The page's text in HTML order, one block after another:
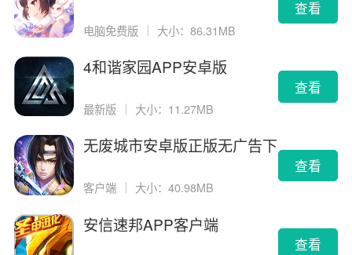
电脑免费版 ｜ 大小：86.31MB
查看
4和谐家园APP安卓版
最新版 大小：11.27MB
查看
无废城市安卓版正版无广告下
客户端 大小：40.98MB
查看
安信速邦APP客户端
查看